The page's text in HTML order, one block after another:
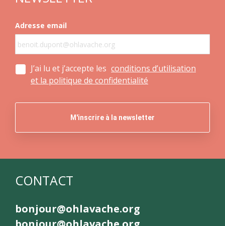
Adresse email
J’ai lu et j’accepte les conditions d’utilisation
et la politique de confidentialité
CONTACT
bonjour@ohlavache.org